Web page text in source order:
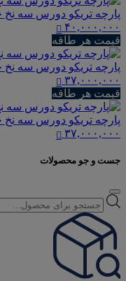
پارچه تریکو دورس سه نخ
۴۰,۰۰۰,۰۰۰
قیمت هر طاقه
پارچه تریکو دورس سه نخ
۳۷,۰۰۰,۰۰۰
قیمت هر طاقه
پارچه تریکو دورس سه نخ
۳۷,۰۰۰,۰۰۰
جست و جو محصولات
Products
search